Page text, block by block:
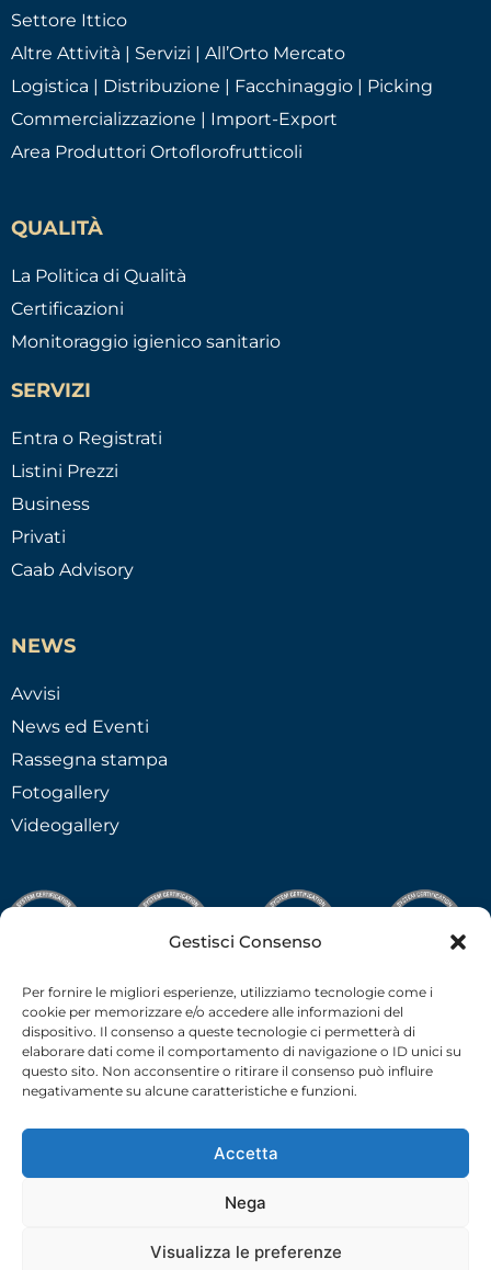
Gestisci Consenso
Per fornire le migliori esperienze, utilizziamo tecnologie come i
cookie per memorizzare e/o accedere alle informazioni del
dispositivo. Il consenso a queste tecnologie ci permetterà di
elaborare dati come il comportamento di navigazione o ID unici su
questo sito. Non acconsentire o ritirare il consenso può influire
negativamente su alcune caratteristiche e funzioni.
Accetta
Nega
Visualizza le preferenze
Settore Ittico
Altre Attività | Servizi | All’Orto Mercato
Logistica | Distribuzione | Facchinaggio | Picking
Commercializzazione | Import-Export
Area Produttori Ortoflorofrutticoli
QUALITÀ
La Politica di Qualità
Certificazioni
Monitoraggio igienico sanitario
SERVIZI
Entra o Registrati
Listini Prezzi
Business
Privati
Caab Advisory
NEWS
Avvisi
News ed Eventi
Rassegna stampa
Fotogallery
Videogallery
C.F.-P.I. 02538910379 all rights reserved © –
Privacy Policy– Cookie Policy